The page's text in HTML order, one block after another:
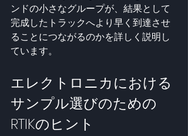
ンドの小さなグループが、結果として
完成したトラックへより早く到達させ
ることにつながるのかを詳しく説明し
ています。
エレクトロニカにおける
サンプル選びのための
RTIKのヒント